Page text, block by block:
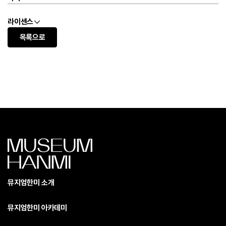
라이센스
목록으로
뮤지엄한미 소개
뮤지엄한미 아카데미